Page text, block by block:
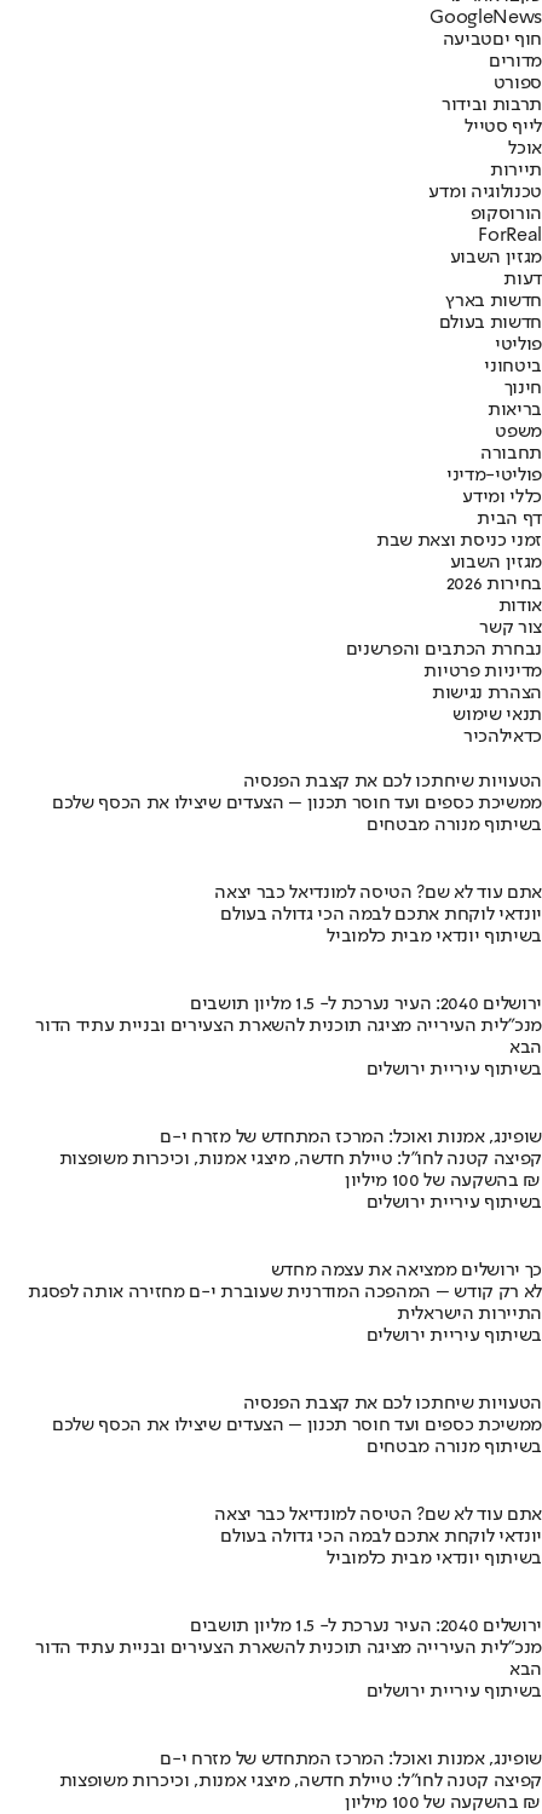
Googl eNews
חוף יםטביעה
מדורים
ספורט
תרבות ובידור
לייף סטייל
אוכל
תיירות
טכנולוגיה ומדע
הורוסקופ
ForReal
מגזין השבוע
דעות
חדשות בארץ
חדשות בעולם
פוליטי
ביטחוני
חינוך
בריאות
משפט
תחבורה
פוליטי-מדיני
כללי ומידע
דף הבית
זמני כניסת וצאת שבת
מגזין השבוע
בחירות 2026
אודות
צור קשר
נבחרת הכתבים והפרשנים
מדיניות פרטיות
הצהרת נגישות
תנאי שימוש
כדאילהכיר
הטעויות שיחתכו לכם את קצבת הפנסיה
ממשיכת כספים ועד חוסר תכנון – הצעדים שיצילו את הכסף שלכם
בשיתוף מנורה מבטחים
אתם עוד לא שם? הטיסה למונדיאל כבר יצאה
יונדאי לוקחת אתכם לבמה הכי גדולה בעולם
בשיתוף יונדאי מבית כלמוביל
ירושלים 2040: העיר נערכת ל- 1.5 מליון תושבים
מנכ"לית העירייה מציגה תוכנית להשארת הצעירים ובניית עתיד הדור
הבא
בשיתוף עיריית ירושלים
שופינג, אמנות ואוכל: המרכז המתחדש של מזרח י-ם
קפיצה קטנה לחו"ל: טיילת חדשה, מיצגי אמנות, וכיכרות משופצות
בהשקעה של 100 מיליון ₪
בשיתוף עיריית ירושלים
כך ירושלים ממציאה את עצמה מחדש
לא רק קודש – המהפכה המודרנית שעוברת י-ם מחזירה אותה לפסגת
התיירות הישראלית
בשיתוף עיריית ירושלים
הטעויות שיחתכו לכם את קצבת הפנסיה
ממשיכת כספים ועד חוסר תכנון – הצעדים שיצילו את הכסף שלכם
בשיתוף מנורה מבטחים
אתם עוד לא שם? הטיסה למונדיאל כבר יצאה
יונדאי לוקחת אתכם לבמה הכי גדולה בעולם
בשיתוף יונדאי מבית כלמוביל
ירושלים 2040: העיר נערכת ל- 1.5 מליון תושבים
מנכ"לית העירייה מציגה תוכנית להשארת הצעירים ובניית עתיד הדור
הבא
בשיתוף עיריית ירושלים
שופינג, אמנות ואוכל: המרכז המתחדש של מזרח י-ם
קפיצה קטנה לחו"ל: טיילת חדשה, מיצגי אמנות, וכיכרות משופצות
בהשקעה של 100 מיליון ₪